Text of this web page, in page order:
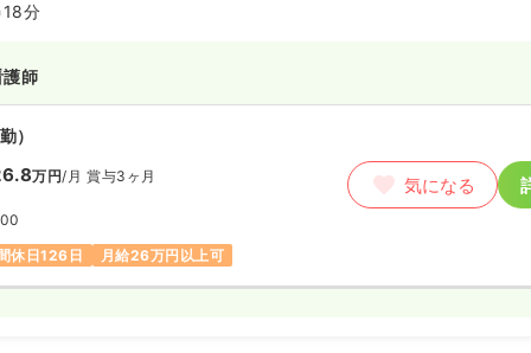
18分
護師
）
万円/月 賞与3ヶ月
休日126日
月給26万円以上可
気になる